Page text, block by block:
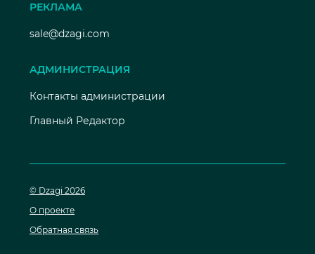
РЕКЛАМА
sale@dzagi.com
АДМИНИСТРАЦИЯ
Контакты администрации
Главный Редактор
© Dzagi 2026
О проекте
Обратная связь